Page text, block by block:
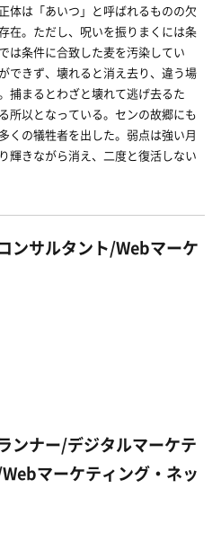
体は「あいつ」と呼ばれるものの欠
在。ただし、呪いを振りまくには条
は条件に合致した麦を汚染してい
できず、壊れると消え去り、違う場
捕まるとわざと壊れて逃げ去るた
所以となっている。センの故郷にも
くの犠牲者を出した。弱点は強い月
輝きながら消え、二度と復活しない
ンサルタント/Webマーケ
ンナー/デジタルマーケテ
マーケティング・ネッ